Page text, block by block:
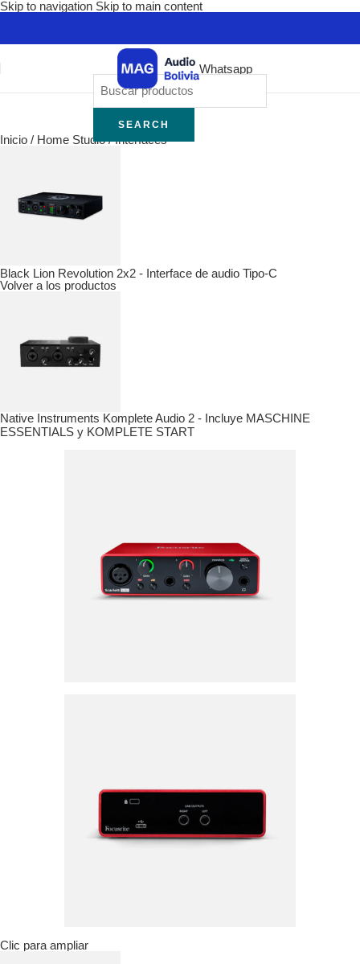
Skip to navigation Skip to main content
Whatsapp
SEARCH
Inicio / Home Studio/ Interfaces
Black Lion Revolution 2x2 - Interface de audio Tipo-C
Volver a los productos
Native Instruments Komplete Audio 2 - Incluye MASCHINE
ESSENTIALS y KOMPLETE START
Clic para ampliar